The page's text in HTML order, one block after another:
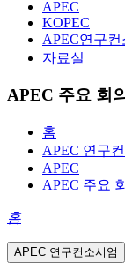
APEC
KOPEC
APEC연구
자료실
APEC 주요 회
홈
APEC 연구
APEC
APEC 주요
홈
APEC 연구컨소시엄